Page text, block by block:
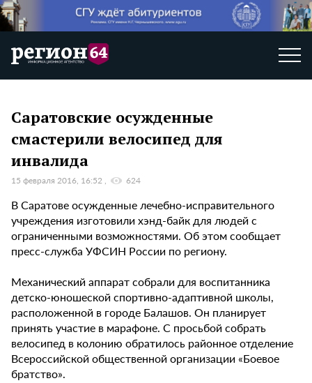
Саратовские осужденные
смастерили велосипед для
инвалида
15 февраля 2016, 16:52 624
В Саратове осужденные лечебно-исправительного
учреждения изготовили хэнд-байк для людей с
ограниченными возможностями. Об этом сообщает
пресс-служба УФСИН России по региону.
Механический аппарат собрали для воспитанника
детско-юношеской спортивно-адаптивной школы,
расположенной в городе Балашов. Он планирует
принять участие в марафоне. С просьбой собрать
велосипед в колонию обратилось районное отделение
Всероссийской общественной организации «Боевое
братство».